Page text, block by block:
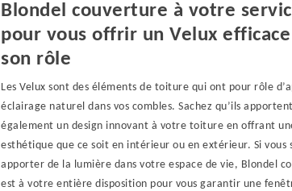
Blondel couverture à votre
pour vous offrir un Velux efficace
son rôle
Les Velux sont des éléments de toiture qui ont pour rôle
éclairage naturel dans vos combles. Sachez qu’ils apportent
également un design innovant à votre toiture en offrant
esthétique que ce soit en intérieur ou en extérieur. Si vous
apporter de la lumière dans votre espace de vie, Blondel
est à votre entière disposition pour vous garantir une